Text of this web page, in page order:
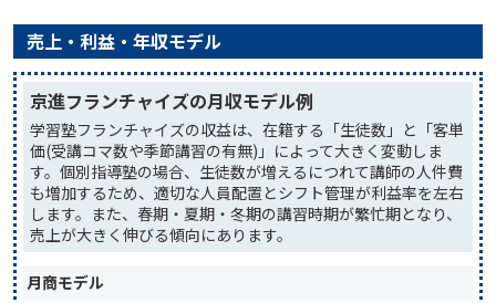
売上・利益・年収モデル
京進フランチャイズの月収モデル例
学習塾フランチャイズの収益は、在籍する「生徒数」と「客単
価(受講コマ数や季節講習の有無)」によって大きく変動しま
す。個別指導塾の場合、生徒数が増えるにつれて講師の人件費
も増加するため、適切な人員配置とシフト管理が利益率を左右
します。また、春期・夏期・冬期の講習時期が繁忙期となり、
売上が大きく伸びる傾向にあります。
月商モデル